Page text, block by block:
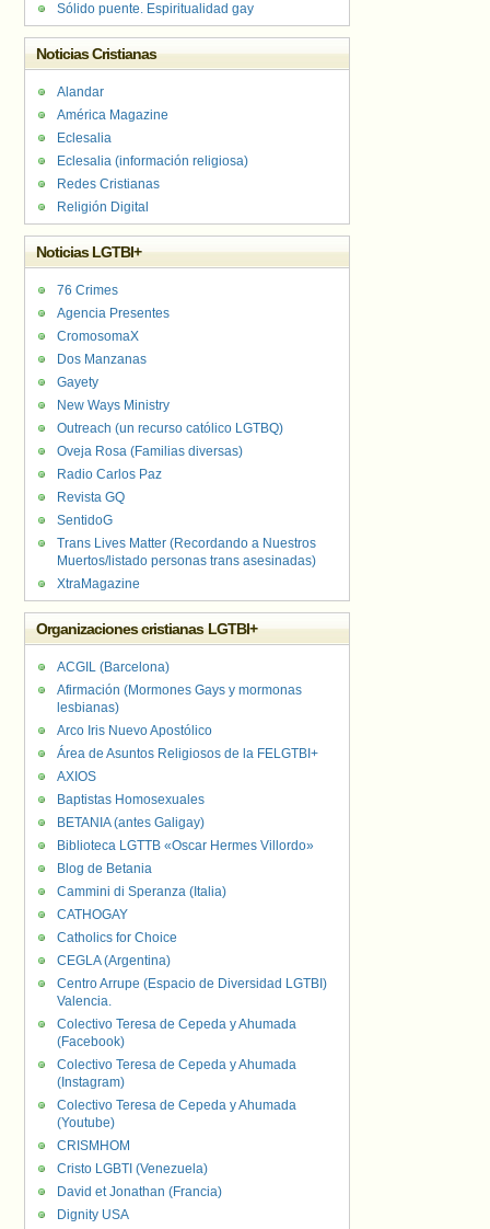
Sólido puente. Espiritualidad gay
Noticias Cristianas
Alandar
América Magazine
Eclesalia
Eclesalia (información religiosa)
Redes Cristianas
Religión Digital
Noticias LGTBI+
76 Crimes
Agencia Presentes
CromosomaX
Dos Manzanas
Gayety
New Ways Ministry
Outreach (un recurso católico LGTBQ)
Oveja Rosa (Familias diversas)
Radio Carlos Paz
Revista GQ
SentidoG
Trans Lives Matter (Recordando a Nuestros
Muertos/listado personas trans asesinadas)
XtraMagazine
Organizaciones cristianas LGTBI+
ACGIL (Barcelona)
Afirmación (Mormones Gays y mormonas
lesbianas)
Arco Iris Nuevo Apostólico
Área de Asuntos Religiosos de la FELGTBI+
AXIOS
Baptistas Homosexuales
BETANIA (antes Galigay)
Biblioteca LGTTB «Oscar Hermes Villordo»
Blog de Betania
Cammini di Speranza (Italia)
CATHOGAY
Catholics for Choice
CEGLA (Argentina)
Centro Arrupe (Espacio de Diversidad LGTBI)
Valencia.
Colectivo Teresa de Cepeda y Ahumada
(Facebook)
Colectivo Teresa de Cepeda y Ahumada
(Instagram)
Colectivo Teresa de Cepeda y Ahumada
(Youtube)
CRISMHOM
Cristo LGBTI (Venezuela)
David et Jonathan (Francia)
Dignity USA